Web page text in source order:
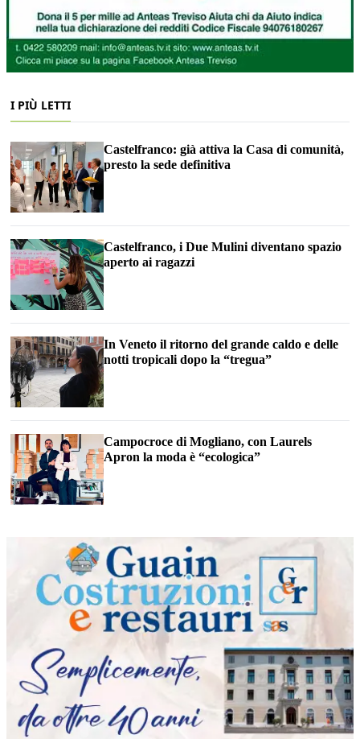
I PIÙ LETTI
Castelfranco: già attiva la Casa di comunità,
presto la sede definitiva
Castelfranco, i Due Mulini diventano spazio
aperto ai ragazzi
In Veneto il ritorno del grande caldo e delle
notti tropicali dopo la “tregua”
Campocroce di Mogliano, con Laurels
Apron la moda è “ecologica”